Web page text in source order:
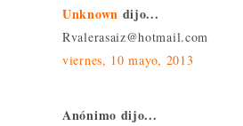
Unknown dijo...
Rvalerasaiz@hotmail.com
viernes, 10 mayo, 2013
Anónimo dijo...